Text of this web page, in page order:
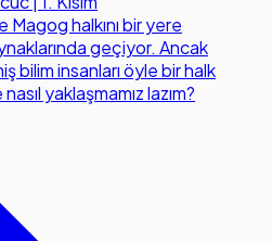
halkını bir yere
geçiyor. Ancak
bilim insanları öyle bir halk
yaklaşmamız lazım?